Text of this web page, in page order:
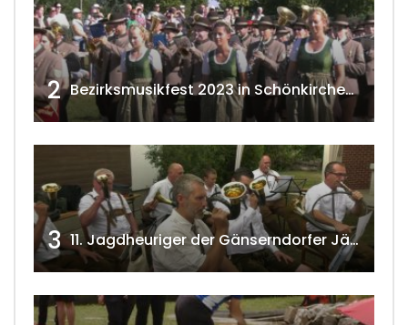
2 Bezirksmusikfest 2023 in Schönkirchen-Reyersdorf
3 11. Jagdheuriger der Gänserndorfer Jäger 2020 w4tv166